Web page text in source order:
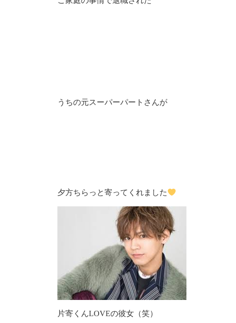
うちの元スーパーパートさんが
夕方ちらっと寄ってくれました
片寄くんLOVEの彼女（笑）